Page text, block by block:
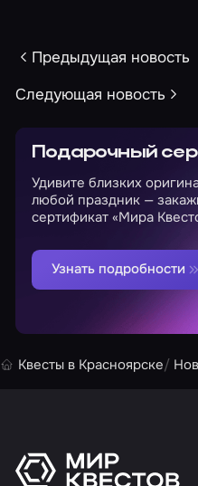
Предыдущая новость
Следующая новость
Подарочный
Удивите близких
любой праздник —
сертификат «Мира
Узнать подробности
Квесты в Красноярске